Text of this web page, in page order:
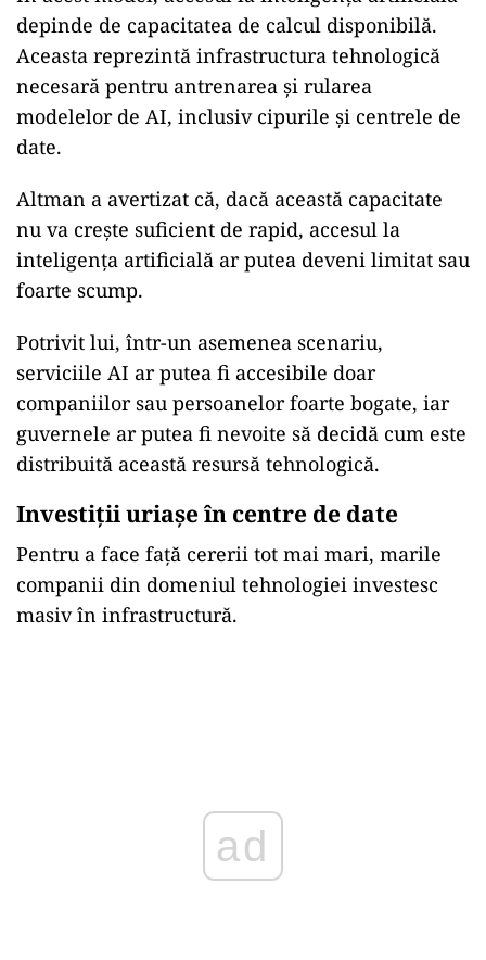
depinde de capacitatea de calcul disponibilă.
Aceasta reprezintă infrastructura tehnologică
necesară pentru antrenarea și rularea
modelelor de AI, inclusiv cipurile și centrele de
date.
Altman a avertizat că, dacă această capacitate
nu va crește suficient de rapid, accesul la
inteligența artificială ar putea deveni limitat sau
foarte scump.
Potrivit lui, într-un asemenea scenariu,
serviciile AI ar putea fi accesibile doar
companiilor sau persoanelor foarte bogate, iar
guvernele ar putea fi nevoite să decidă cum este
distribuită această resursă tehnologică.
Investiții uriașe în centre de date
Pentru a face față cererii tot mai mari, marile
companii din domeniul tehnologiei investesc
masiv în infrastructură.
ad